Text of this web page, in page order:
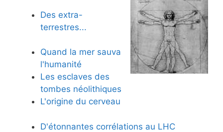
Des extra-
terrestres...
Quand la mer sauva
l'humanité
Les esclaves des
tombes néolithiques
L'origine du cerveau
D'étonnantes corrélations au LHC